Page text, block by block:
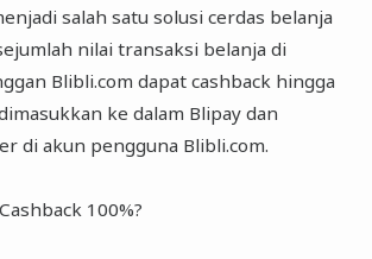
salah satu solusi cerdas belanja
nilai transaksi belanja di
Blibli.com dapat cashback hingga
ke dalam Blipay dan
di akun pengguna Blibli.com.
100%?